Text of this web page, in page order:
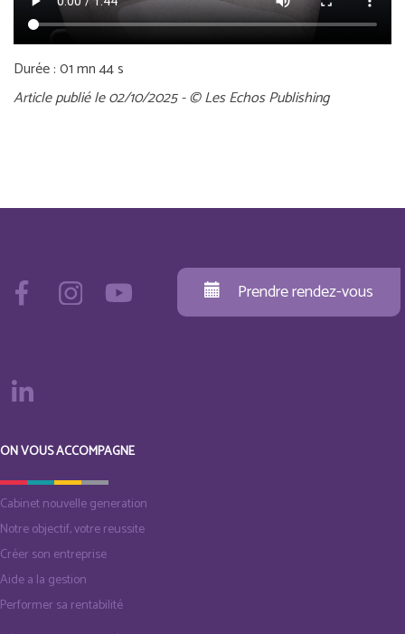
Durée : 01 mn 44 s
Article publié le 02/10/2025 - © Les Echos Publishing
Prendre rendez-vous
ON VOUS ACCOMPAGNE
Cabinet nouvelle generation
Notre objectif, votre reussite
Créer son entreprise
Aide a la gestion
Performer sa rentabilité